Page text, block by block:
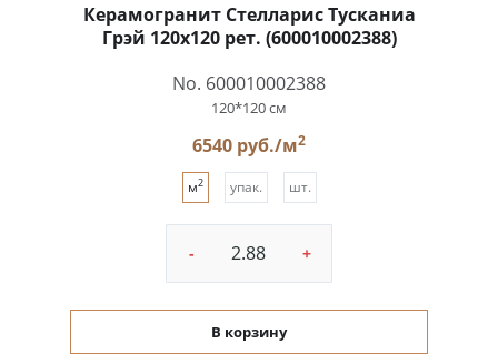
Керамогранит Стелларис Тусканиа
Грэй 120x120 рет. (600010002388)
No. 600010002388
120*120 см
6540 руб./м2
м2 упак. шт.
- +
В корзину